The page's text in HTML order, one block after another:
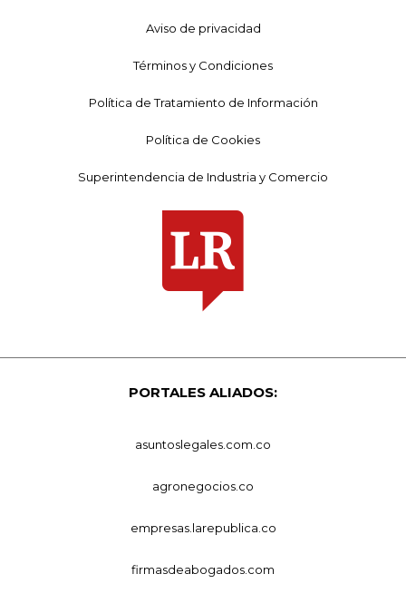
Aviso de privacidad
Términos y Condiciones
Política de Tratamiento de Información
Política de Cookies
Superintendencia de Industria y Comercio
PORTALES ALIADOS:
asuntoslegales.com.co
agronegocios.co
empresas.larepublica.co
firmasdeabogados.com